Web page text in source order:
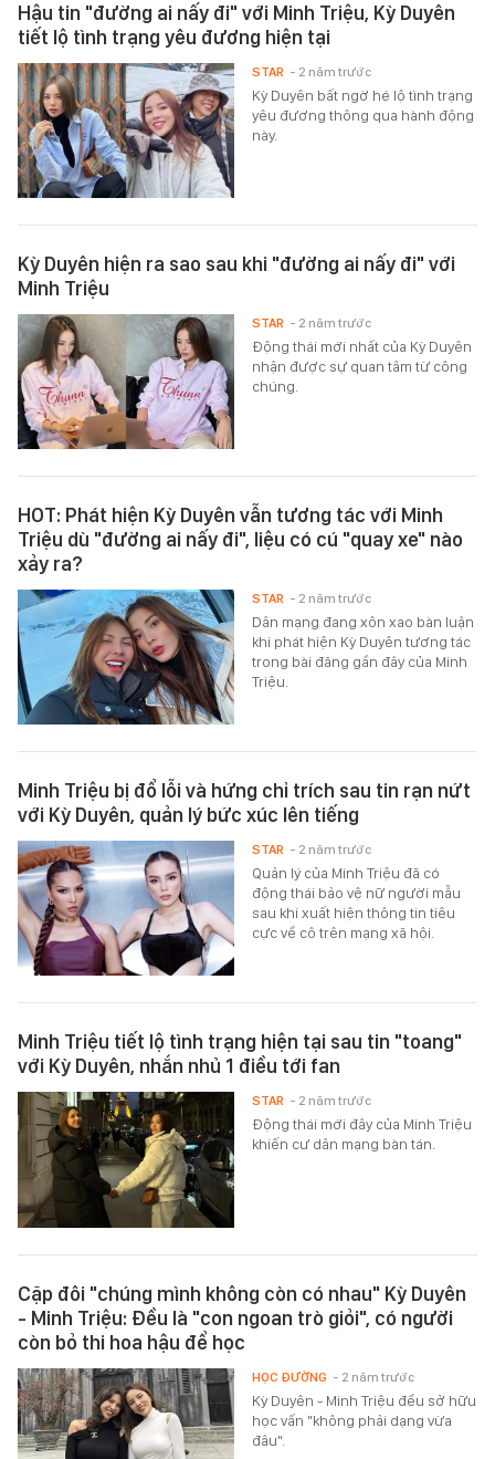
Hậu tin "đường ai nấy đi" với Minh Triệu, Kỳ Duyên
tiết lộ tình trạng yêu đương hiện tại
Kỳ Duyên bất ngờ hé lộ tình trạng
yêu đương thông qua hành động
này.
STAR - 2 năm trước
Kỳ Duyên hiện ra sao sau khi "đường ai nấy đi" với
Minh Triệu
Động thái mới nhất của Kỳ Duyên
nhận được sự quan tâm từ công
chúng.
STAR - 2 năm trước
HOT: Phát hiện Kỳ Duyên vẫn tương tác với Minh
Triệu dù "đường ai nấy đi", liệu có cú "quay xe" nào
xảy ra?
Dân mạng đang xôn xao bàn luận
khi phát hiện Kỳ Duyên tương tác
trong bài đăng gần đây của Minh
Triệu.
STAR - 2 năm trước
Minh Triệu bị đổ lỗi và hứng chỉ trích sau tin rạn nứt
với Kỳ Duyên, quản lý bức xúc lên tiếng
Quản lý của Minh Triệu đã có
động thái bảo vệ nữ người mẫu
sau khi xuất hiện thông tin tiêu
cực về cô trên mạng xã hội.
STAR - 2 năm trước
Minh Triệu tiết lộ tình trạng hiện tại sau tin "toang"
với Kỳ Duyên, nhắn nhủ 1 điều tới fan
Động thái mới đây của Minh Triệu
khiến cư dân mạng bàn tán.
STAR - 2 năm trước
Cặp đôi "chúng mình không còn có nhau" Kỳ Duyên
- Minh Triệu: Đều là "con ngoan trò giỏi", có người
còn bỏ thi hoa hậu để học
Kỳ Duyên - Minh Triệu đều sở hữu
học vấn "không phải dạng vừa
đâu".
HỌC ĐƯỜNG - 2 năm trước